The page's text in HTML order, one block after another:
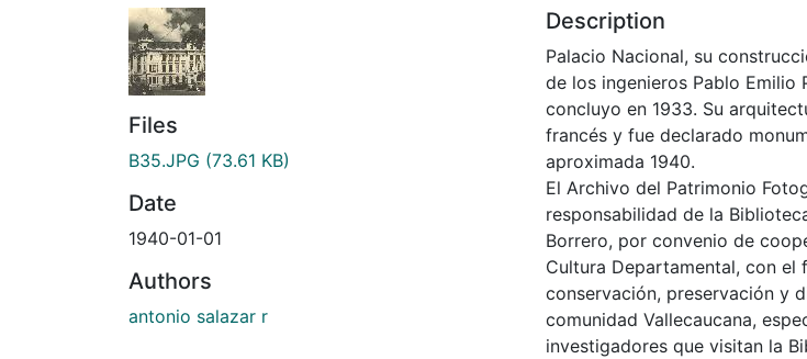
Files
B35.JPG (73.61 KB)
Date
1940-01-01
Authors
antonio salazar r
Description
Palacio Nacional, su
de los ingenieros Pablo Emilio
concluyo en 1933. Su
francés y fue declarado
aproximada 1940.
El Archivo del Patrimonio
responsabilidad de la
Borrero, por convenio de
Cultura Departamental, con el
conservación, preservación y
comunidad Vallecaucana,
investigadores que visitan la